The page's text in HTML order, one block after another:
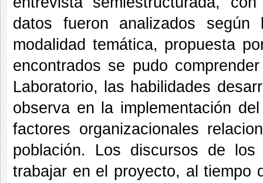
datos fueron analizados
modalidad temática, propuesta
encontrados se pudo
Laboratorio, las habilidades
observa en la implementación
factores organizacionales
población. Los discursos de
trabajar en el proyecto, al tiempo